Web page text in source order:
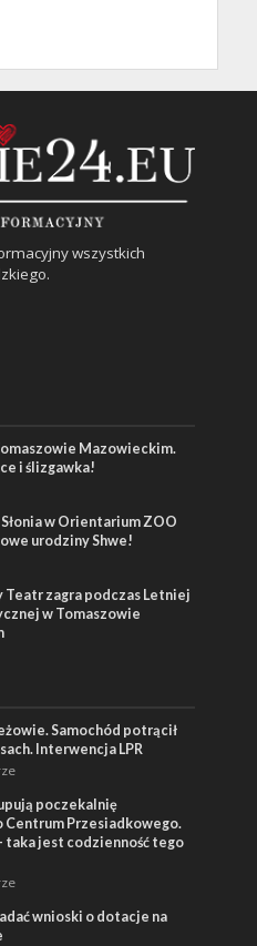
wszystkich
Mazowieckim.
i ślizgawka!
w Orientarium ZOO
urodziny Shwe!
Teatr zagra podczas Letniej
w Tomaszowie
Samochód potrącił
Interwencja LPR
poczekalnię
Centrum Przesiadkowego.
taka jest codzienność tego
wnioski o dotacje na